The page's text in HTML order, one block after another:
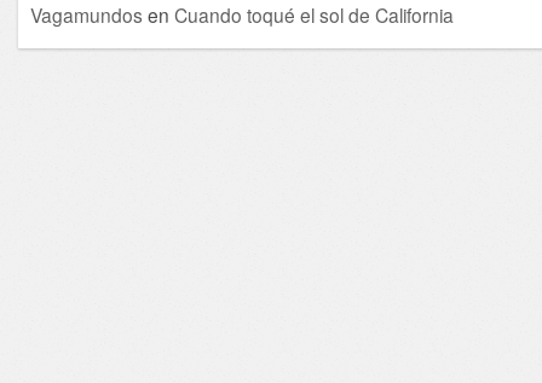
Vagamundos en Cuando toqué el sol de California